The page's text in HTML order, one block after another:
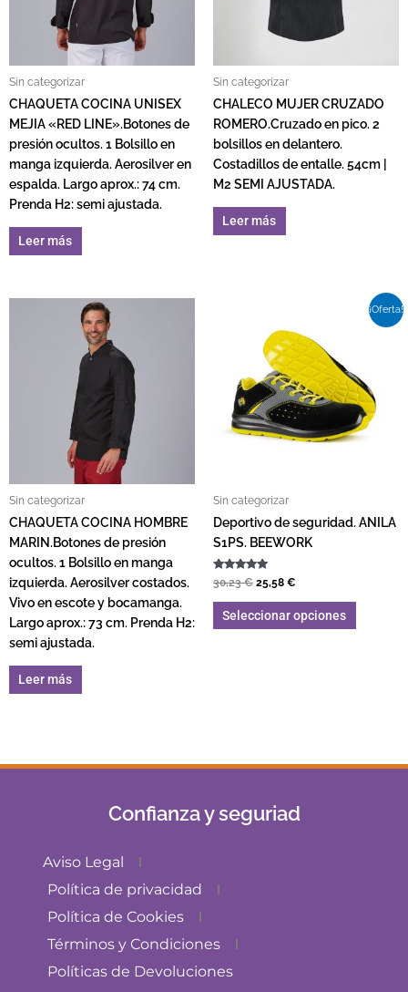
Sin categorizar
CHAQUETA COCINA UNISEX
MEJIA «RED LINE».Botones de
presión ocultos. 1 Bolsillo en
manga izquierda. Aerosilver en
espalda. Largo aprox.: 74 cm.
Prenda H2: semi ajustada.
Leer más
Sin categorizar
CHALECO MUJER CRUZADO
ROMERO.Cruzado en pico. 2
bolsillos en delantero.
Costadillos de entalle. 54cm |
M2 SEMI AJUSTADA.
Leer más
Sin categorizar
CHAQUETA COCINA HOMBRE
MARIN.Botones de presión
ocultos. 1 Bolsillo en manga
izquierda. Aerosilver costados.
Vivo en escote y bocamanga.
Largo aprox.: 73 cm. Prenda H2:
semi ajustada.
Leer más
¡Oferta!
Sin categorizar
Deportivo de seguridad. ANILA
S1PS. BEEWORK
Valorado con
5.00
de 5
30,23€
El precio original era: 30,23
25,58 €
El precio actual es:
Seleccionar opciones
Este
Confianza y seguriad
Aviso Legal
Política de privacidad
Política de Cookies
Términos y Condiciones
Políticas de Devoluciones